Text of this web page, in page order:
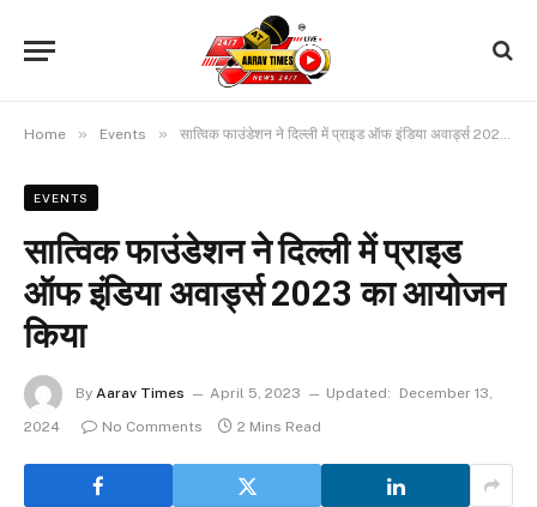
Home » Events » सात्विक फाउंडेशन ने दिल्ली में प्राइड ऑफ इंडिया अवार्ड्स 2023 का आयोजन किया
EVENTS
सात्विक फाउंडेशन ने दिल्ली में प्राइड
ऑफ इंडिया अवार्ड्स 2023 का आयोजन
किया
By Aarav Times April 5, 2023 Updated:
December 13,
2024
No Comments 2 Mins Read